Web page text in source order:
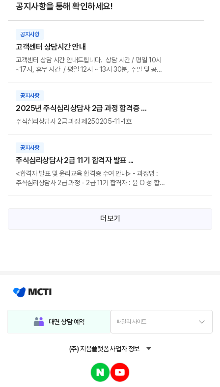
공지사항을 통해 확인하세요!
공지사항
고객센터 상담시간 안내
고객센터 상담 시간 안내드립니다. 상담 시간 / 평일 10시
~17시, 휴무 시간 / 평일 12시 ~ 13시 30분, 주말 및 공휴
공지사항
2025년 주식심리상담사 2급 과정 합격증 ...
주식심리상담사 2급 과정 제250205-11-1호
공지사항
주식심리상담사 2급 11기 합격자 발표 ...
<합격자 발표 및 윤리교육 합격증 수여 안내> - 과정명 :
주식심리상담사 2급 과정 - 2급 11기 합격자 : 윤 O 성 합
더 보기
대면 상담 예약 패밀리 사이트
(주) 지음플랫폼 사업자 정보